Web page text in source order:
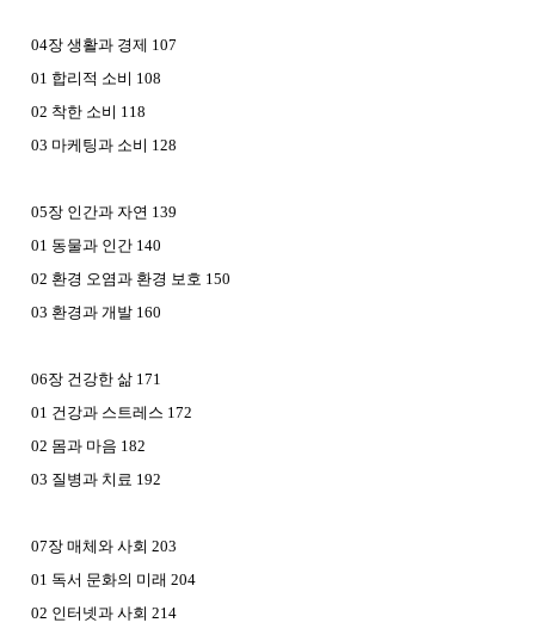
04장 생활과 경제 107
01 합리적 소비 108
02 착한 소비 118
03 마케팅과 소비 128
05장 인간과 자연 139
01 동물과 인간 140
02 환경 오염과 환경 보호 150
03 환경과 개발 160
06장 건강한 삶 171
01 건강과 스트레스 172
02 몸과 마음 182
03 질병과 치료 192
07장 매체와 사회 203
01 독서 문화의 미래 204
02 인터넷과 사회 214